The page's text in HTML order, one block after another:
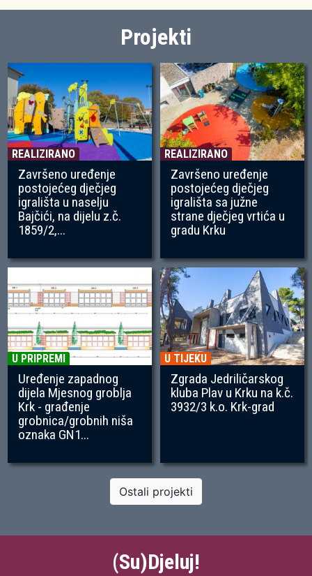
Projekti
REALIZIRANO
Završeno uređenje
postojećeg dječjeg
igrališta u naselju
Bajčići, na dijelu z.č.
1859/2,...
REALIZIRANO
Završeno uređenje
postojećeg dječjeg
igrališta sa južne
strane dječjeg vrtića u
gradu Krku
U PRIPREMI
Uređenje zapadnog
dijela Mjesnog groblja
Krk - građenje
grobnica/grobnih niša
oznaka GN1...
U TIJEKU
Zgrada Jedriličarskog
kluba Plav u Krku na k.č.
3932/3 k.o. Krk-grad
Ostali projekti
(Su)Djeluj!